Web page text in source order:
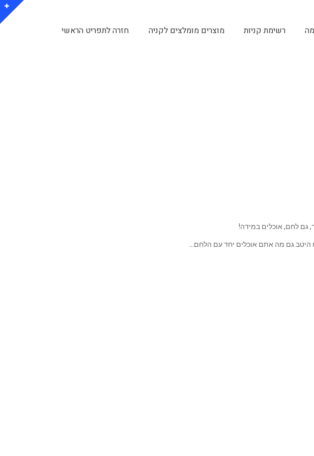
רשימת קניות מוצרים מומלצים לקניה חזרה לתפריט הראשי
גם לחם, אוכלים במידה!
היטב גם מה אתם אוכלים יחד עם הלחם…